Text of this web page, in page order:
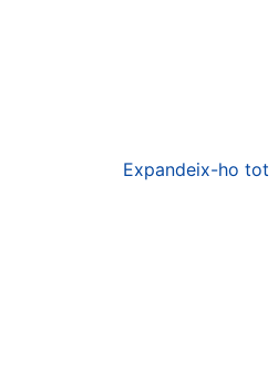
Expandeix-ho tot